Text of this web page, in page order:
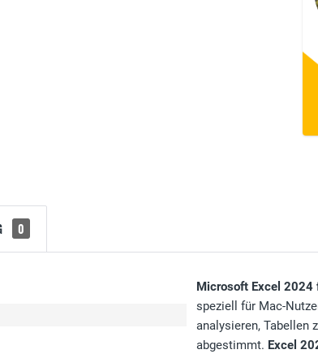
0
Microsoft Excel 2024
speziell für Mac-
analysieren, Tabellen
abgestimmt. Excel